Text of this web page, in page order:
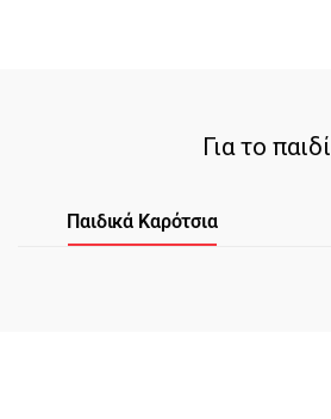
Για το παιδί
Παιδικά Καρότσια